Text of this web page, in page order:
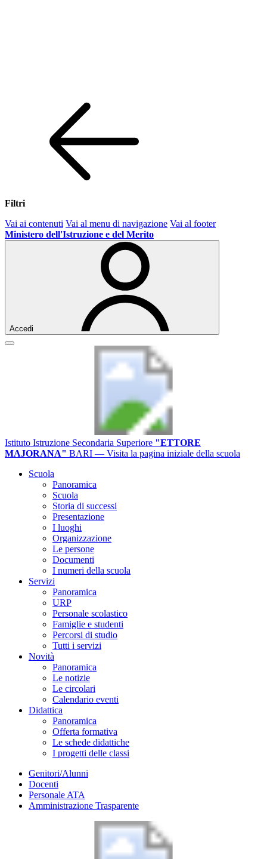
Filtri
Vai ai contenuti Vai al menu di navigazione Vai al footer
Ministero dell'Istruzione e del Merito
Accedi
Istituto Istruzione Secondaria Superiore "ETTORE
MAJORANA" BARI — Visita la pagina iniziale della scuola
Scuola
Panoramica
Scuola
Storia di successi
Presentazione
I luoghi
Organizzazione
Le persone
Documenti
I numeri della scuola
Servizi
Panoramica
URP
Personale scolastico
Famiglie e studenti
Percorsi di studio
Tutti i servizi
Novità
Panoramica
Le notizie
Le circolari
Calendario eventi
Didattica
Panoramica
Offerta formativa
Le schede didattiche
I progetti delle classi
Genitori/Alunni
Docenti
Personale ATA
Amministrazione Trasparente